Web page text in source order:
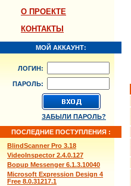
О ПРОЕКТЕ
КОНТАКТЫ
МОЙ АККАУНТ:
ЛОГИН:
ПАРОЛЬ:
ЗАБЫЛИ ПАРОЛЬ?
ПОСЛЕДНИЕ ПОСТУПЛЕНИЯ :
BlindScanner Pro 3.18
VideoInspector 2.4.0.127
Bopup Messenger 6.1.3.10040
Microsoft Expression Design 4
Free 8.0.31217.1